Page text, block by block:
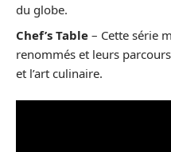
du globe.
Chef’s Table – Cette série
renommés et leurs
et l’art culinaire.